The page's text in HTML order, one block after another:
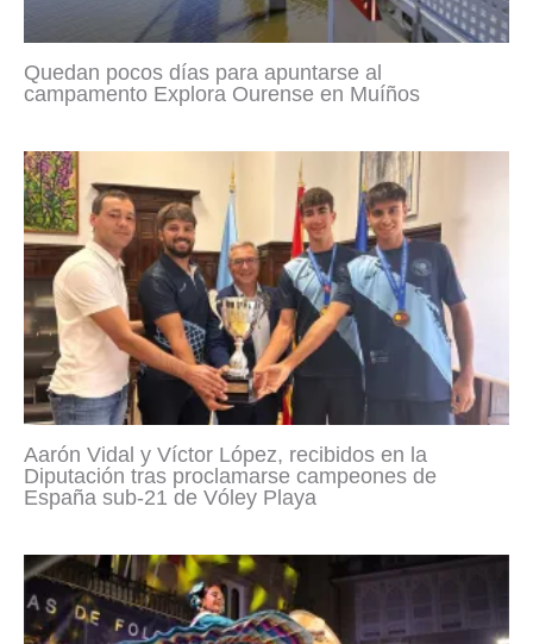
Quedan pocos días para apuntarse al
campamento Explora Ourense en Muíños
Aarón Vidal y Víctor López, recibidos en la
Diputación tras proclamarse campeones de
España sub-21 de Vóley Playa